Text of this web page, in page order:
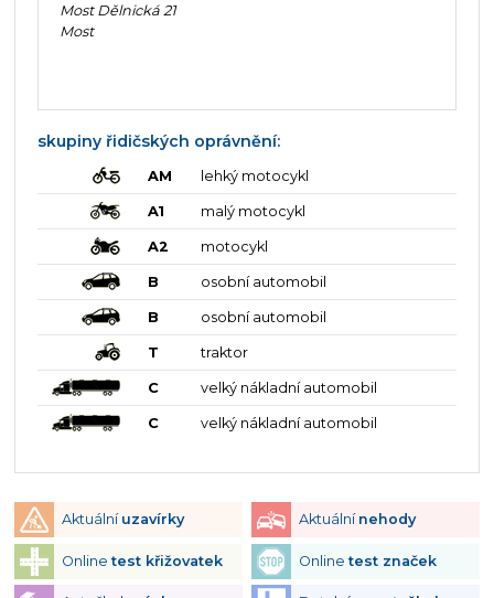
Most Dělnická 21
Most
skupiny řidičských oprávnění:
AM lehký motocykl
A1 malý motocykl
A2 motocykl
B osobní automobil
B osobní automobil
T traktor
C velký nákladní automobil
C velký nákladní automobil
Aktuální uzavírky Aktuální nehody
Onlinetest křižovatek Onlinetest značek